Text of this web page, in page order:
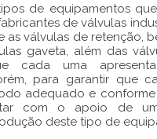
de equipamentos
de válvulas
as válvulas de retenção,
gaveta, além das
cada uma apresenta
para garantir que
adequado e conforme
com o apoio de
deste tipo de